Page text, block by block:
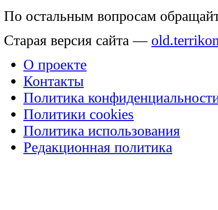
По остальным вопросам
Старая версия сайта —
О проекте
Контакты
Политика
Политики cookies
Политика использования
Редакционная политика